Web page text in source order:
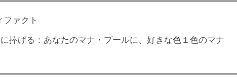
ァクト
捧げる：あなたのマナ・プールに、好きな色１色のマナ